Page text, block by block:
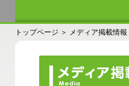
トップページ ＞ メディア掲載情報